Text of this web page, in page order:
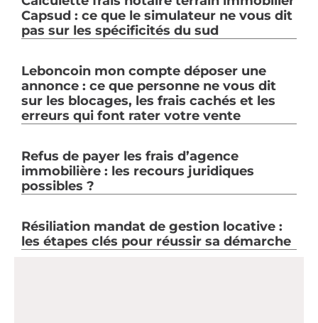
Capsud : ce que le simulateur ne vous dit
pas sur les spécificités du sud
Leboncoin mon compte déposer une
annonce : ce que personne ne vous dit
sur les blocages, les frais cachés et les
erreurs qui font rater votre vente
Refus de payer les frais d’agence
immobilière : les recours juridiques
possibles ?
Résiliation mandat de gestion locative :
les étapes clés pour réussir sa démarche